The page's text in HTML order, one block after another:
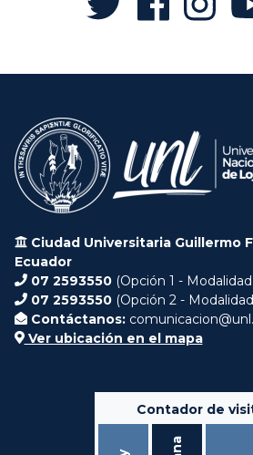
Ciudad Universitaria Guillermo
Ecuador
07 2593550 (Opción 1 -
07 2593550 (Opción 2 -
Contáctanos:
Ver ubicación en el mapa
Contador de